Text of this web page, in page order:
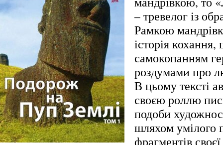
– тревелог із
Рамкою
історія
самокопанням
роздумами про
В цьому тексті
своєю роллю
подоби
шляхом умілого
фрагментів